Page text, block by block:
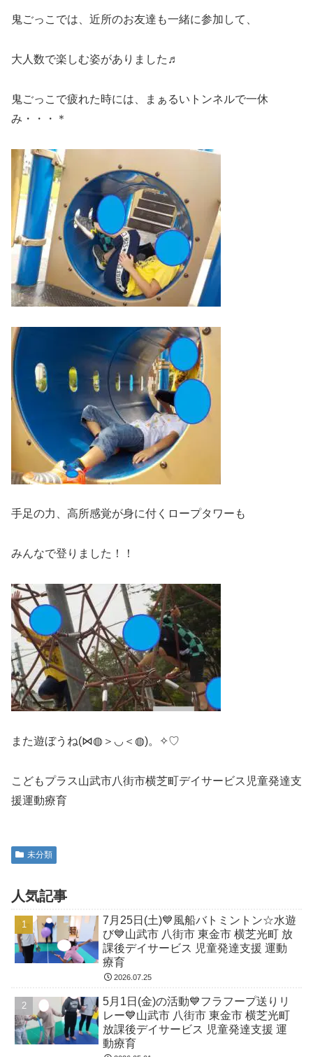
鬼ごっこでは、近所のお友達も一緒に参加して、
大人数で楽しむ姿がありました♬
鬼ごっこで疲れた時には、まぁるいトンネルで一休
み・・・＊
手足の力、高所感覚が身に付くロープタワーも
みんなで登りました！！
また遊ぼうね(⋈◍＞◡＜◍)。✧♡
こどもプラス山武市八街市横芝町デイサービス児童発達支
援運動療育
未分類
人気記事
7月25日(土)💙風船バトミントン☆水遊
び💙山武市 八街市 東金市 横芝光町 放
課後デイサービス 児童発達支援 運動
療育
2026.07.25
5月1日(金)の活動💙フラフープ送りリ
レー💙山武市 八街市 東金市 横芝光町
放課後デイサービス 児童発達支援 運
動療育